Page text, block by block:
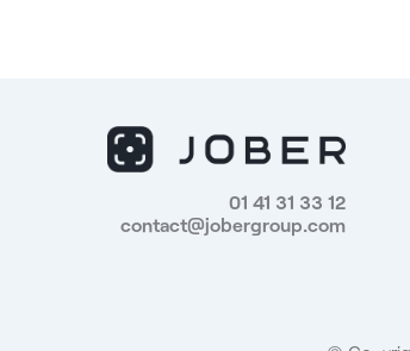
interprofessionnels et des
Les missions - Consultation
bilans nutritionnels - Élaboration et
programmes alimentaires
nutritionnelle et prévention des
avantages - Bureau privatif meublé et
01 41 31 33 12
contact@jobergroup.com